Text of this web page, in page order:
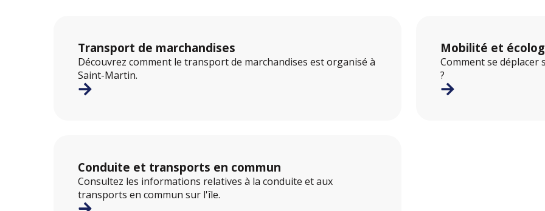
Transport de marchandises
Découvrez comment le transport de marchandises est organisé à
Saint-Martin.
Mobilité et
Comment se déplacer
?
Conduite et transports en commun
Consultez les informations relatives à la conduite et aux
transports en commun sur l'île.